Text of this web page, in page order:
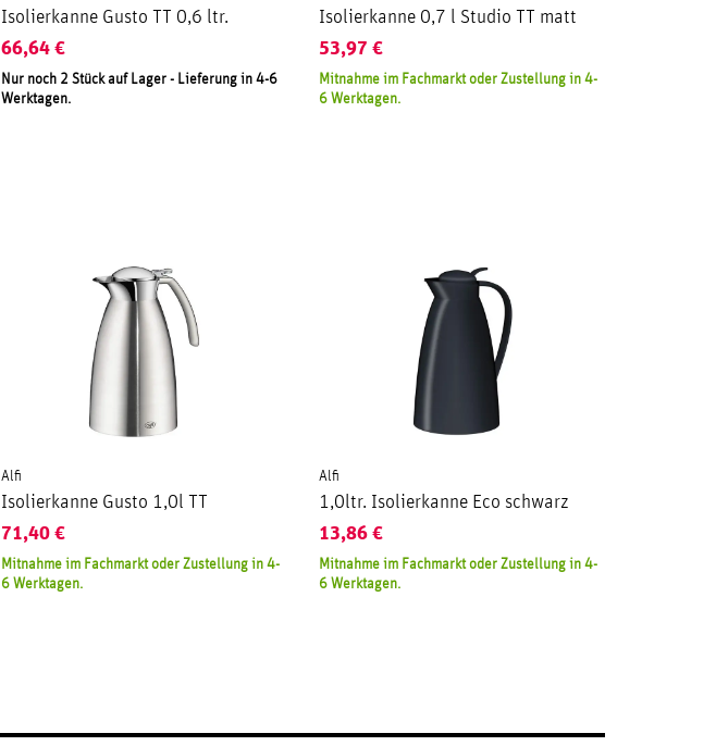
Isolierkanne Gusto TT 0,6 ltr.
66,64 €
Nur noch 2 Stück auf Lager - Lieferung in 4-6
Werktagen.
Isolierkanne 0,7 l Studio TT matt
53,97 €
Mitnahme im Fachmarkt oder Zustellung in 4-
6 Werktagen.
Alfi
Isolierkanne Gusto 1,0l TT
71,40 €
Mitnahme im Fachmarkt oder Zustellung in 4-
6 Werktagen.
Alfi
1,0ltr. Isolierkanne Eco schwarz
13,86 €
Mitnahme im Fachmarkt oder Zustellung in 4-
6 Werktagen.